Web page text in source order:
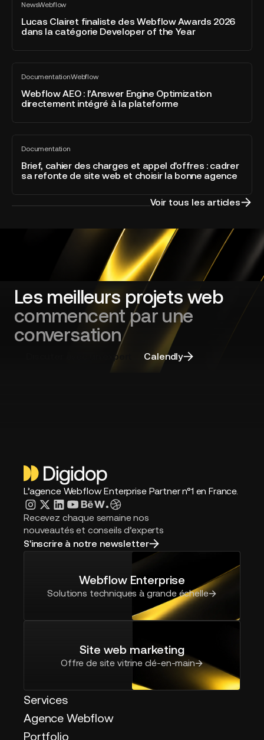
NewsWebflow
Tout
voir
Lucas Clairet finaliste des Webflow Awards 2026
dans la catégorie Developer of the Year
Clairet
finaliste
des
catégorie
Developer
of
the
DocumentationWebflow
Tout
voir
Webflow AEO : l’Answer Engine Optimization
directement intégré à la plateforme
AEO
l’Answer
plateforme
Documentation
Tout
voir
Brief, cahier des charges et appel d'offres : cadrer
sa refonte de site web et choisir la bonne agence
cahier
des
charges
site
web
et
la
Voir tous les articles
Les meilleurs projets web
commencent par une
conversation
Discuter avec un expert Calendly
L’agence Webflow Enterprise Partner n°1 en France.
Recevez chaque semaine nos
nouveautés et conseils d’experts
S'inscrire à notre newsletter
Webflow Enterprise
Solutions techniques à grande échelle
Site web marketing
Offre de site vitrine clé-en-main
Services
Agence Webflow
Portfolio